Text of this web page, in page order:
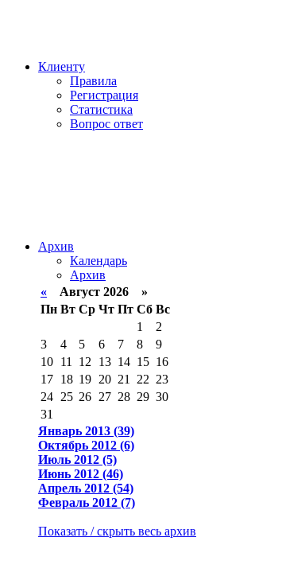
Клиенту
Правила
Регистрация
Статистика
Вопрос ответ
Архив
Календарь
Архив
« Август 2026 »
Пн Вт Ср Чт Пт Сб Вс
1
2
3
4 5 6 7 8
9
10 11 12 13 14 15 16
17 18 19 20 21 22 23
24 25 26 27 28 29 30
31
Январь 2013 (39)
Октябрь 2012 (6)
Июль 2012 (5)
Июнь 2012 (46)
Апрель 2012 (54)
Февраль 2012 (7)
Показать / скрыть весь архив